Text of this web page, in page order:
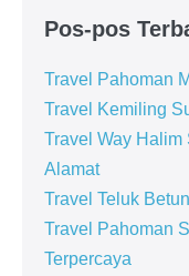
Pos-pos
Travel Pahoman
Travel Kemiling
Travel Way Halim
Alamat
Travel Teluk
Travel Pahoman
Terpercaya